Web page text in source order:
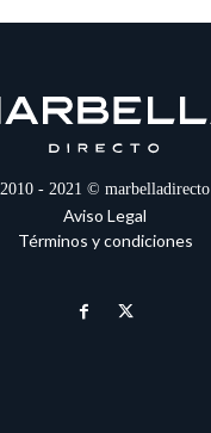
2010 - 2021 © marbelladirecto
Aviso Legal
Términos y condiciones